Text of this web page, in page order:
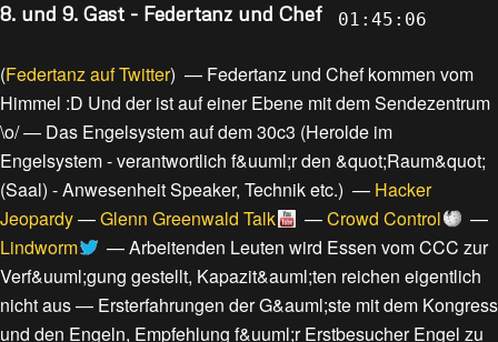
8. und 9. Gast - Federtanz und Chef 01:45:06
(Federtanz auf Twitter) — Federtanz und Chef kommen vom
Himmel :D Und der ist auf einer Ebene mit dem Sendezentrum
\o/— Das Engelsystem auf dem 30c3 (Herolde im
Engelsystem - verantwortlich f&uuml;r den &quot;Raum&quot;
(Saal) - Anwesenheit Speaker, Technik etc.) — Hacker
Jeopardy—Glenn Greenwald Talk —Crowd Control
—
Lindworm
—Arbeitenden Leuten wird Essen vom CCC zur
Verf&uuml;gung gestellt, Kapazit&auml;ten reichen eigentlich
nicht aus— Ersterfahrungen der G&auml;ste mit dem Kongress
und den Engeln, Empfehlung f&uuml;r Erstbesucher Engel zu